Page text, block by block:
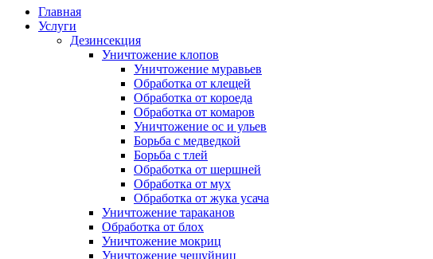
Главная
Услуги
Дезинсекция
Уничтожение клопов
Уничтожение муравьев
Обработка от клещей
Обработка от короеда
Обработка от комаров
Уничтожение ос и ульев
Борьба с медведкой
Борьба с тлей
Обработка от шершней
Обработка от мух
Обработка от жука усача
Уничтожение тараканов
Обработка от блох
Уничтожение мокриц
Уничтожение чешуйниц